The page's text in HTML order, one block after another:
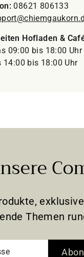
08621 806133
Hofladen &
09:00 bis 18:00 Uhr
14:00 bis 18:00 Uhr
Themen